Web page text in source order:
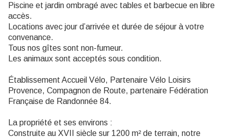
Piscine et jardin ombragé avec tables et barbecue en libre
accès.
Locations avec jour d’arrivée et durée de séjour à votre
convenance.
Tous nos gîtes sont non-fumeur.
Les animaux sont acceptés sous condition.
Établissement Accueil Vélo, Partenaire Vélo Loisirs
Provence, Compagnon de Route, partenaire Fédération
Française de Randonnée 84.
La propriété et ses environs :
Construite au XVII siècle sur 1200 m² de terrain, notre